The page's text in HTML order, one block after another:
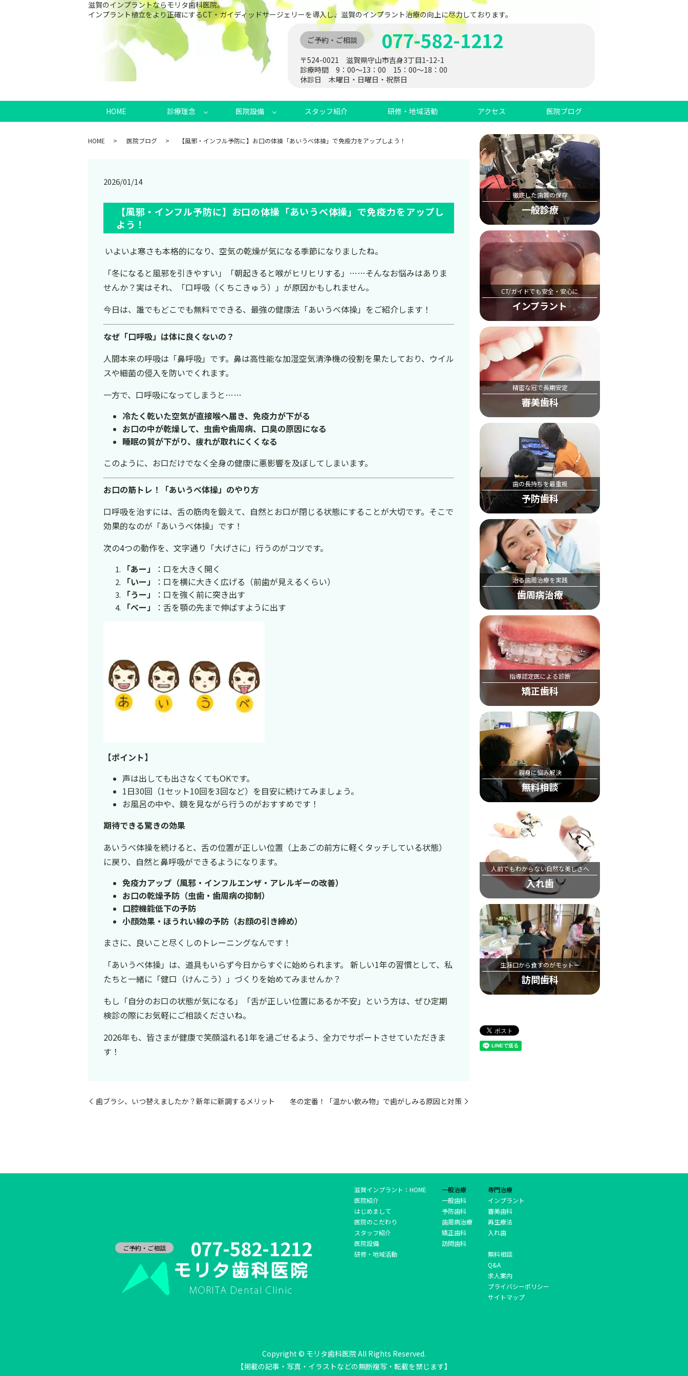
滋賀のインプラントならモリタ歯科医院。
インプラント植立をより正確にするCT・ガイディッドサージェリーを導入し、滋賀のインプラント治療の向上に尽力しております。
ご予約・ご相談 077-582-1212
〒524-0021 滋賀県守山市吉身3丁目1-12-1
診療時間 9：00～13：00 15：00～18：00
休診日 木曜日・日曜日・祝祭日
HOME 診療理念 医院設備 スタッフ紹介 研修・地域活動 アクセス 医院ブログ
HOME 医院ブログ 【風邪・インフル予防に】お口の体操「あいうべ体操」で免疫力をアップしよう！
2026/01/14
【風邪・インフル予防に】お口の体操「あいうべ体操」で免疫力をアップし
よう！
いよいよ寒さも本格的になり、空気の乾燥が気になる季節になりましたね。
「冬になると風邪を引きやすい」「朝起きると喉がヒリヒリする」……そんなお悩みはありま
せんか？実はそれ、「口呼吸（くちこきゅう）」が原因かもしれません。
今日は、誰でもどこでも無料でできる、最強の健康法「あいうべ体操」をご紹介します！
なぜ「口呼吸」は体に良くないの？
人間本来の呼吸は「鼻呼吸」です。鼻は高性能な加湿空気清浄機の役割を果たしており、ウイル
スや細菌の侵入を防いでくれます。
一方で、口呼吸になってしまうと……
冷たく乾いた空気が直接喉へ届き、免疫力が下がる
お口の中が乾燥して、虫歯や歯周病、口臭の原因になる
睡眠の質が下がり、疲れが取れにくくなる
このように、お口だけでなく全身の健康に悪影響を及ぼしてしまいます。
お口の筋トレ！「あいうべ体操」のやり方
口呼吸を治すには、舌の筋肉を鍛えて、自然とお口が閉じる状態にすることが大切です。そこで
効果的なのが「あいうべ体操」です！
次の4つの動作を、文字通り「大げさに」行うのがコツです。
「あー」
：口を大きく開く
「いー」
：口を横に大きく広げる（前歯が見えるくらい）
「うー」
：口を強く前に突き出す
「べー」
：舌を顎の先まで伸ばすように出す
【ポイント】
声は出しても出さなくてもOKです。
1日30回（1セット10回を3回など）を目安に続けてみましょう。
お風呂の中や、鏡を見ながら行うのがおすすめです！
期待できる驚きの効果
あいうべ体操を続けると、舌の位置が正しい位置（上あごの前方に軽くタッチしている状態）
に戻り、自然と鼻呼吸ができるようになります。
免疫力アップ（風邪・インフルエンザ・アレルギーの改善）
お口の乾燥予防（虫歯・歯周病の抑制）
口腔機能低下の予防
小顔効果・ほうれい線の予防（お顔の引き締め）
まさに、良いこと尽くしのトレーニングなんです！
「あいうべ体操」は、道具もいらず今日からすぐに始められます。 新しい1年の習慣として、私
たちと一緒に「健口（けんこう）」づくりを始めてみませんか？
もし「自分のお口の状態が気になる」「舌が正しい位置にあるか不安」という方は、ぜひ定期
検診の際にお気軽にご相談くださいね。
2026年も、皆さまが健康で笑顔溢れる1年を過ごせるよう、全力でサポートさせていただきま
す！
歯ブラシ、いつ替えましたか？新年に新調するメリット 冬の定番！「温かい飲み物」で歯がしみる原因と対策
徹底した歯質の保存
一般診療
CT/ガイドでも安全・安心に
インプラント
精密な冠で長期安定
審美歯科
歯の長持ちを最重視
予防歯科
治る歯周治療を実践
歯周病治療
指導認定医による診断
矯正歯科
親身に悩み解決
無料相談
人前でもわからない自然な美しさへ
入れ歯
生涯口から食すのがモットー
訪問歯科
ご予約・ご相談 077-582-1212
滋賀インプラント：HOME
医院紹介
はじめまして
医院のこだわり
スタッフ紹介
医院設備
研修・地域活動
一般治療
一般歯科
予防歯科
歯周病治療
矯正歯科
訪問歯科
専門治療
インプラント
審美歯科
再生療法
入れ歯
無料相談
Q&A
求人案内
プライバシーポリシー
サイトマップ
Copyright © モリタ歯科医院 All Rights Reserved.
【掲載の記事・写真・イラストなどの無断複写・転載を禁じます】